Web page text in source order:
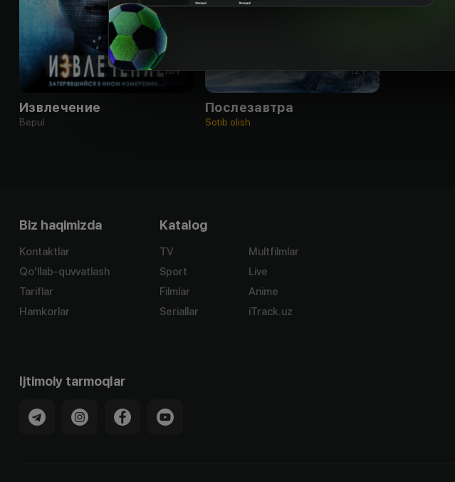
18+
Извлечение
Bepul
12+
Послезавтра
Sotib olish
Biz haqimizda
Kontaktlar
Qo'llab-quvvatlash
Tariflar
Hamkorlar
Katalog
TV
Sport
Filmlar
Seriallar
Multfilmlar
Live
Anime
iTrack.uz
Ijtimoiy tarmoqlar